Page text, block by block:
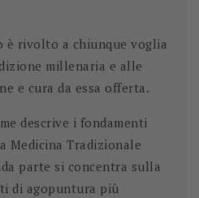
è rivolto a chiunque voglia
millenaria e alle
e cura da essa offerta.
descrive i fondamenti
Medicina Tradizionale
parte si concentra sulla
di agopuntura più